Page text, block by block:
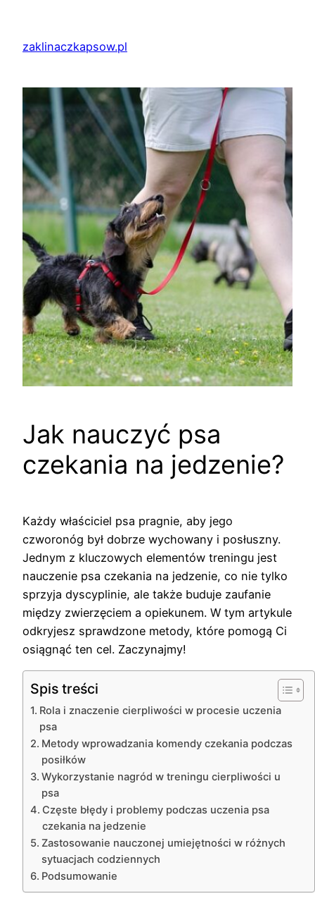
treścizaklinaczkapsow.pl
Jak nauczyć psa
czekania na jedzenie?
Każdy właściciel psa pragnie, aby jego
czworonóg był dobrze wychowany i posłuszny.
Jednym z kluczowych elementów treningu jest
nauczenie psa czekania na jedzenie, co nie tylko
sprzyja dyscyplinie, ale także buduje zaufanie
między zwierzęciem a opiekunem. W tym artykule
odkryjesz sprawdzone metody, które pomogą Ci
osiągnąć ten cel. Zaczynajmy!
Spis treści
Rola i znaczenie cierpliwości w procesie uczenia
psa
Metody wprowadzania komendy czekania podczas
posiłków
Wykorzystanie nagród w treningu cierpliwości u
psa
Częste błędy i problemy podczas uczenia psa
czekania na jedzenie
Zastosowanie nauczonej umiejętności w różnych
sytuacjach codziennych
Podsumowanie